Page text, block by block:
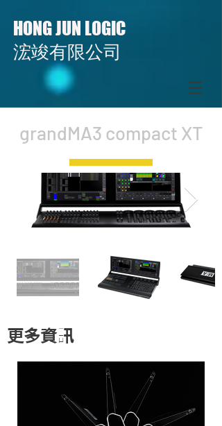
HONG JUN LOGIC
​​浤竣有限公司
grandMA3 compact XT
更多資訊